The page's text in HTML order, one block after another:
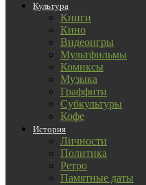
Культура
Книги
Кино
Видеоигры
Мультфильмы
Комиксы
Музыка
Граффити
Субкультуры
Кофе
История
Личности
Политика
Ретро
Памятные даты